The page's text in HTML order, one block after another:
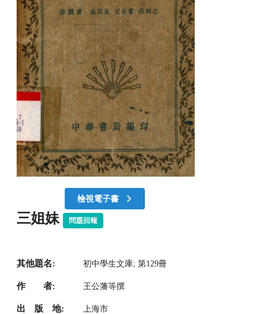
檢視電子書
三姐妹 問題回報
其他題名: 初中學生文庫; 第129冊
作 者: 王公藩等撰
出 版 地: 上海市